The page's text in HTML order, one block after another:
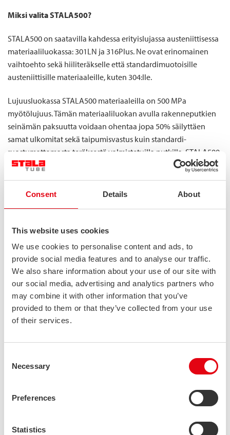
Consent Details About
This website uses cookies
We use cookies to personalise content and ads, to
provide social media features and to analyse our traffic.
We also share information about your use of our site with
our social media, advertising and analytics partners who
may combine it with other information that you’ve
provided to them or that they’ve collected from your use
of their services.
Selection
Necessary
Preferences
Statistics
Miksi valita STALA500?
STALA500 on saatavilla kahdessa erityislujassa austeniittisessa
materiaaliluokassa: 301LN ja 316Plus. Ne ovat erinomainen
vaihtoehto sekä hiiliteräkselle että standardimuotoisille
austeniittisille materiaaleille, kuten 304:lle.
Lujuusluokassa STALA500 materiaaleilla on 500 MPa
myötölujuus. Tämän materiaaliluokan avulla rakenneputkien
seinämän paksuutta voidaan ohentaa jopa 50% säilyttäen
samat ulkomitat sekä taipumisvastus kuin standardi-
ruostumattomasta teräksestä valmistetuilla putkilla. STALA500-
lujuusluokan austeniittiset putket soveltuvat yleisesti
Erinomainen palonkestävyys
Kestävä ratkaisu
Valmistus samalla hitsauslangalla ja kaasuilla kuin
perinteiset austeniittiset laadut